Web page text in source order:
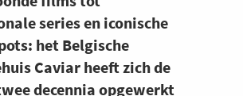
series en iconische
het Belgische
Caviar heeft zich de
decennia opgewerkt